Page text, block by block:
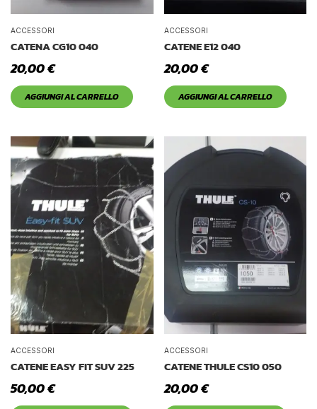
Deghiacciante
ACCESSORI
CATENA CG10 040
20,00€
AGGIUNGI AL CARRELLO
ACCESSORI
CATENE E12 040
20,00€
AGGIUNGI AL CARRELLO
ACCESSORI
CATENE EASY FIT SUV 225
50,00€
ACCESSORI
CATENE THULE CS10 050
20,00€